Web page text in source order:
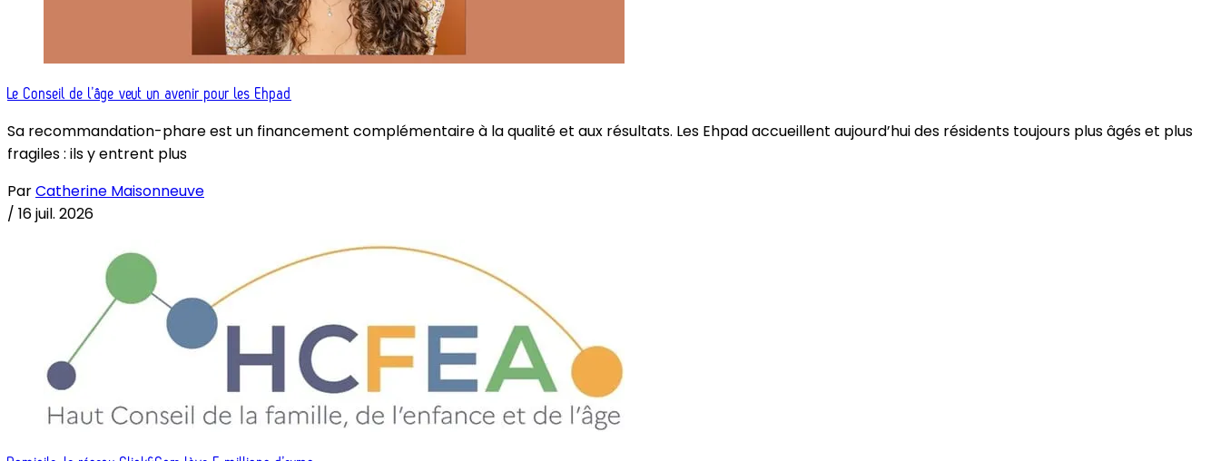
Le Conseil de l’âge veut un avenir pour les Ehpad
Sa recommandation-phare est un financement complémentaire à la qualité et aux résultats. Les Ehpad accueillent aujourd’hui des résidents toujours plus âgés et plus
fragiles : ils y entrent plus
ParCatherine Maisonneuve
/ 16 juil. 2026